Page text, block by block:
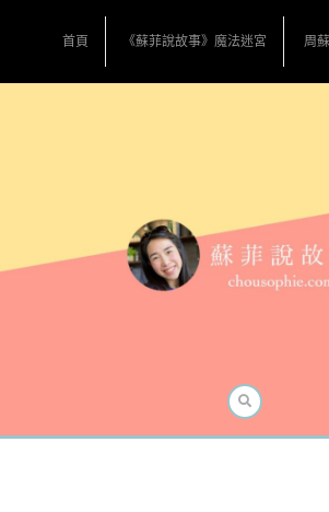
首頁 《蘇菲說故事》魔法迷宮 周